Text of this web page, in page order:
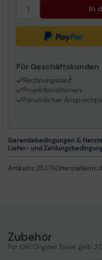
In
Für Geschäftskunden
Rechnungskauf
1
Projektkonditionen
Persönlicher
Garantiebedingungen &
Liefer- und
Artikelnr.:253760Herstellernr.:
Zubehör
Für OKI Original Toner gelb